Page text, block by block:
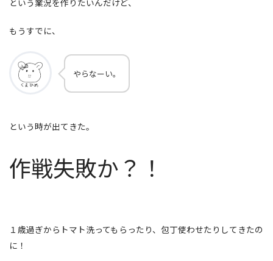
もうすでに、
やらなーい。
という時が出てきた。
作戦失敗か？！
１歳過ぎからトマト洗ってもらったり、包丁使わせたりしてきたの
に！